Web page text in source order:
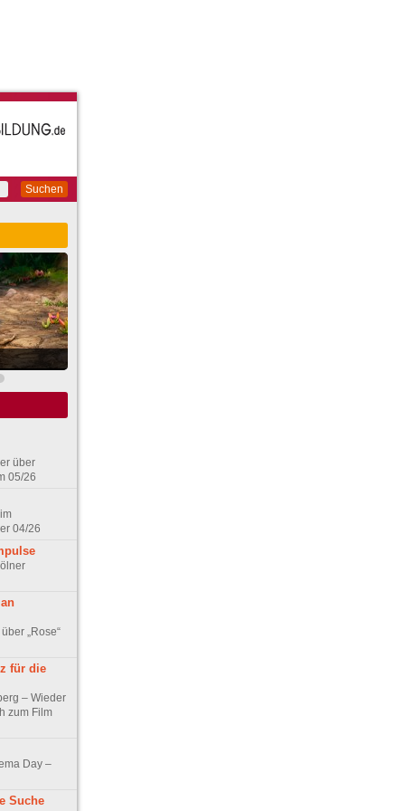
Suchen
über
05/26
04/26
„Rose“
für die
– Wieder
zum Film
Day –
Suche